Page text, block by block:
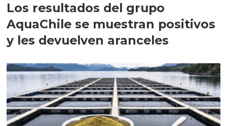
Los resultados del grupo
AquaChile se muestran positivos
y les devuelven aranceles